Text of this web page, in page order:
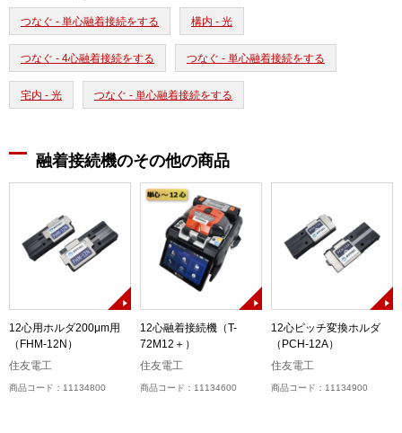
つなぐ - 単心融着接続をする 構内 - 光
つなぐ - 4心融着接続をする つなぐ - 単心融着接続をする
宅内 - 光 つなぐ - 単心融着接続をする
融着接続機のその他の商品
12心用ホルダ200μm用
（FHM-12N）
住友電工
商品コード：11134800
12心融着接続機（T-
72M12＋）
住友電工
商品コード：11134600
12心ピッチ変換ホルダ
（PCH-12A）
住友電工
商品コード：11134900